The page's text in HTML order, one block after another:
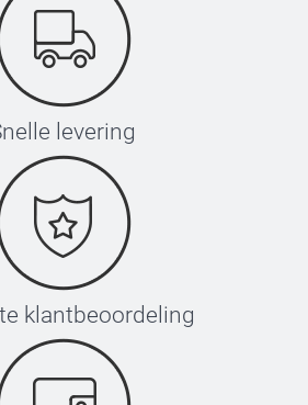
levering
klantbeoordeling